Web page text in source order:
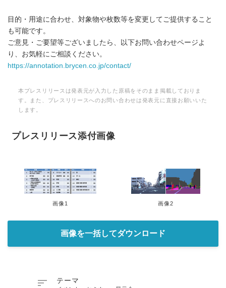
目的・用途に合わせ、対象物や枚数等を変更してご提供すること
も可能です。
ご意見・ご要望等ございましたら、以下お問い合わせページよ
り、お気軽にご相談ください。
https://annotation.brycen.co.jp/contact/
本プレスリリースは発表元が入力した原稿をそのまま掲載しておりま
す。また、プレスリリースへのお問い合わせは発表元に直接お願いいた
します。
プレスリリース添付画像
画像1 画像2
画像を一括してダウンロード
 テーマ